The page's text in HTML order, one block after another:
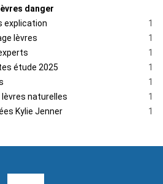
danger
explication
1
lèvres
1
1
étude 2025
1
1
naturelles
1
Kylie Jenner
1